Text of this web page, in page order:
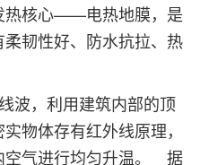
热核心——电热地膜，是
韧性好、防水抗拉、热
波，利用建筑内部的顶
物体存有红外线原理，
空气进行均匀升温。 据